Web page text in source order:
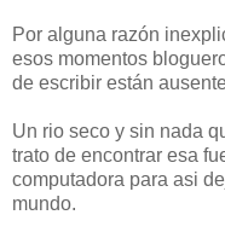
Por alguna razón
esos momentos
de escribir están
Un rio seco y sin nada
trato de encontrar esa
computadora para asi
mundo.